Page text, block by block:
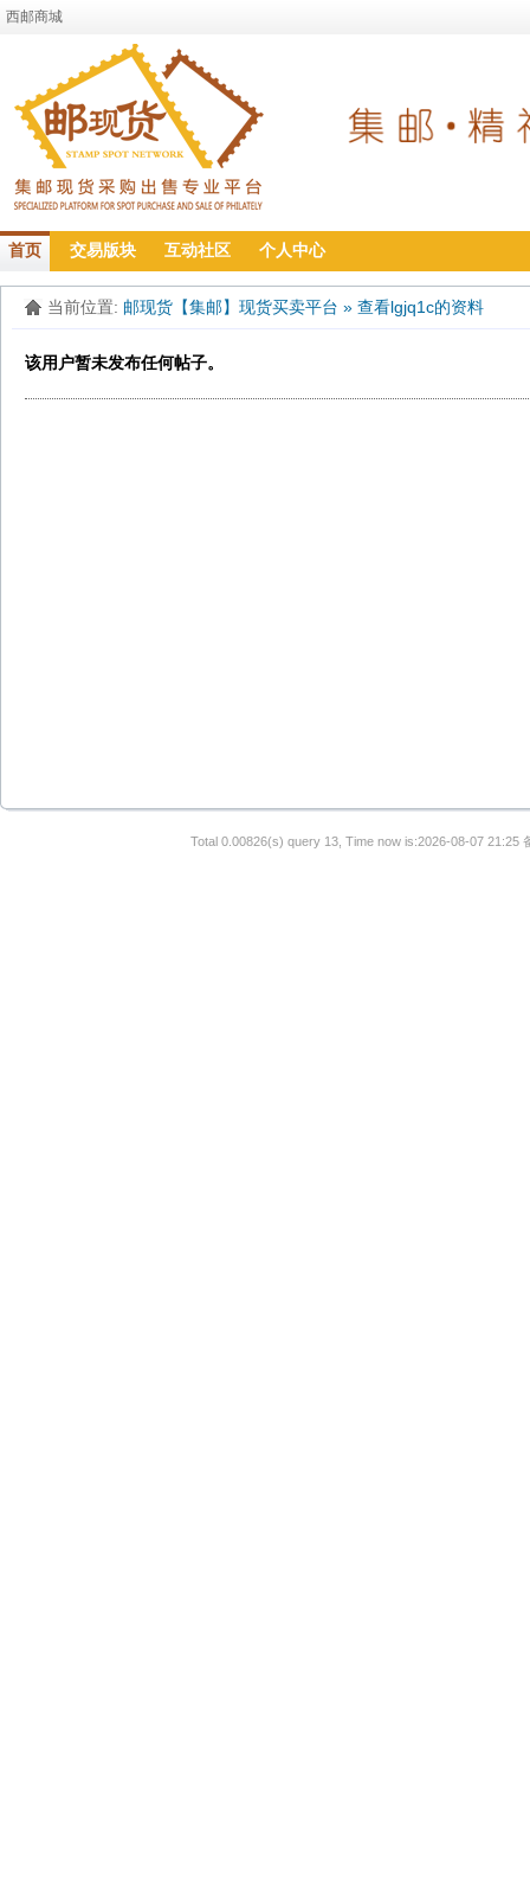
西邮商城
首页 交易版块 互动社区 个人中心
当前位置: 邮现货【集邮】现货买卖平台 » 查看lgjq1c的资料
该用户暂未发布任何帖子。
Total 0.00826(s) query 13, Time now is:2026-08-07 21:25